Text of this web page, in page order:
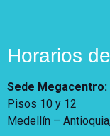
Horarios
Sede Megacentro:
Pisos 10 y 12
Medellín –